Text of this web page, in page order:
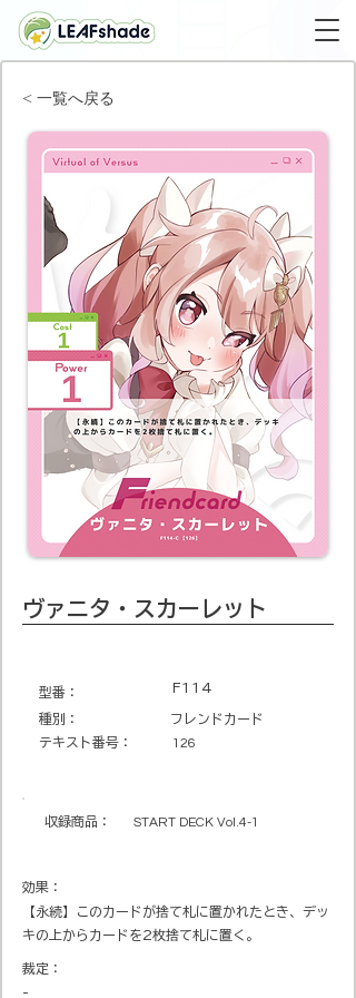
ヴァニタ・スカーレット
​型番​： F114
種別：
フレンドカード
テキスト番号​：
126
収録商品​： START DECK Vol.4-1
効果：
【永続】このカードが捨て札に置かれたとき、デッ
キの上からカードを2枚捨て札に置く。
裁定：
-
< 一覧へ戻る